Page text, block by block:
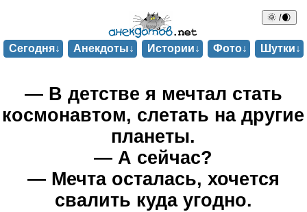
🌞 /🌒
Сегодня↓ Анекдоты↓ Истории↓ Фото↓ Шутки↓
— В детстве я мечтал стать
космонавтом, слетать на другие
планеты.
— А сейчас?
— Мечта осталась, хочется
свалить куда угодно.